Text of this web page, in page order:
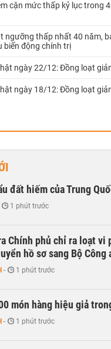
cận mức thấp kỷ lục trong
ngưỡng thấp nhất 40 năm,
biến động chính trị
ngày 22/12: Đồng loạt
ngày 18/12: Đồng loạt
đất hiếm của Trung
1 phút trước
Chính phủ chỉ ra loạt vi
hồ sơ sang Bộ Công
- 1 phút trước
món hàng hiệu giả
- 1 phút trước